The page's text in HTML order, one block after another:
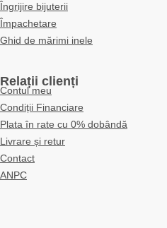
Îngrijire bijuterii
Împachetare
Ghid de mărimi inele
Relații clienți
Contul meu
Condiții Financiare
Plata în rate cu 0% dobândă
Livrare și retur
Contact
ANPC